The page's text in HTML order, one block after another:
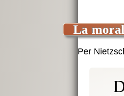
la
Per